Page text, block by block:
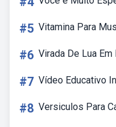
#5 Vitamina Para
#6 Virada De Lua
#7 Vídeo Educativo
#8 Versiculos Para